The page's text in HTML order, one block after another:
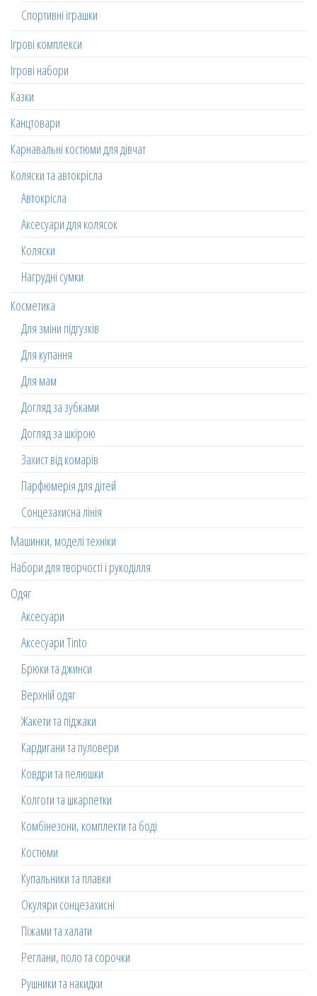
Спортивні іграшки
Ігрові комплекси
Ігрові набори
Казки
Канцтовари
Карнавальні костюми для дівчат
Коляски та автокрісла
Автокрісла
Аксесуари для колясок
Коляски
Нагрудні сумки
Косметика
Для зміни підгузків
Для купання
Для мам
Догляд за зубками
Догляд за шкірою
Захист від комарів
Парфюмерія для дітей
Сонцезахисна лінія
Машинки, моделі техніки
Набори для творчості і рукоділля
Одяг
Аксесуари
Аксесуари Tinto
Брюки та джинси
Верхній одяг
Жакети та піджаки
Кардигани та пуловери
Ковдри та пелюшки
Колготи та шкарпетки
Комбінезони, комплекти та боді
Костюми
Купальники та плавки
Окуляри сонцезахисні
Піжами та халати
Реглани, поло та сорочки
Рушники та накидки